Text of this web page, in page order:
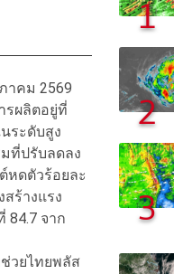
าคม 2569
รผลิตอยู่ที่
ระดับสูง
ที่ปรับลดลง
หดตัวร้อยละ
ร้างแรง
จาก
วยไทยพลัส
1
2
3